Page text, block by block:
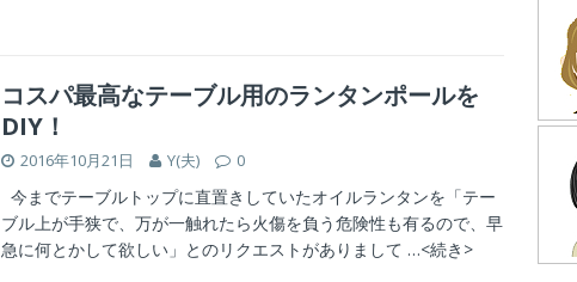
コスパ最高なテーブル用のランタンポールを
DIY！
2016年10月21日 Y(夫) 0
今までテーブルトップに直置きしていたオイルランタンを「テー
ブル上が手狭で、万が一触れたら火傷を負う危険性も有るので、早
急に何とかして欲しい」とのリクエストがありまして …<続き>